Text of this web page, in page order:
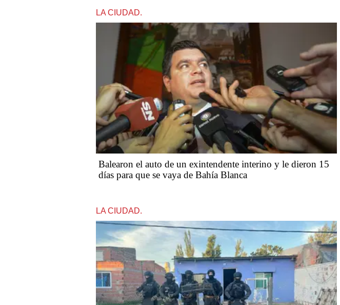
LA CIUDAD.
Balearon el auto de un exintendente interino y le dieron 15
días para que se vaya de Bahía Blanca
LA CIUDAD.